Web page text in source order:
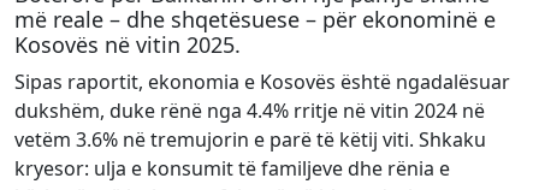
më reale – dhe shqetësuese – për ekonominë e
Kosovës në vitin 2025.
Sipas raportit, ekonomia e Kosovës është ngadalësuar
dukshëm, duke rënë nga 4.4% rritje në vitin 2024 në
vetëm 3.6% në tremujorin e parë të këtij viti. Shkaku
kryesor: ulja e konsumit të familjeve dhe rënia e